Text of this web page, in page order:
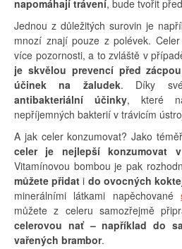
napomáhají trávení, bude tvořit
Jednou z důležitých surovin je
mnozí znají pouze z polévek.
více pozornosti, a to zvláště v
je skvělou prevencí před zácpou
účinek na žaludek. Díky
antibakteriální účinky, které
nepříjemných bakterií v trávicím
A jak celer konzumovat? Jako
celer je nejlepší konzumovat
Vitamínovou bombou je pak
můžete přidat i do ovocných
minerálními látkami napěchované
můžete z celeru samozřejmě
celerovou nať – například do
vařených brambor.